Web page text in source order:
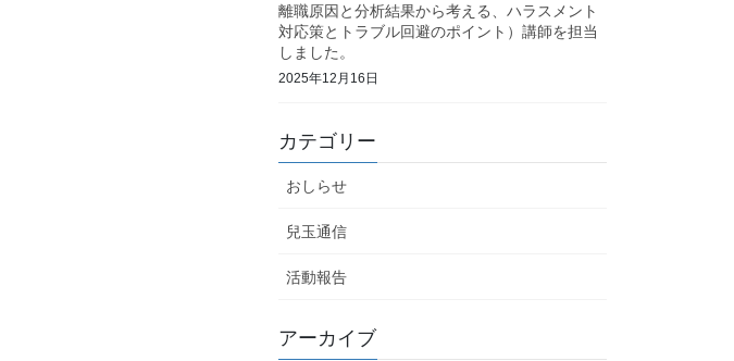
離職原因と分析結果から考える、ハラスメント
対応策とトラブル回避のポイント）講師を担当
しました。
2025年12月16日
カテゴリー
おしらせ
兒玉通信
活動報告
アーカイブ